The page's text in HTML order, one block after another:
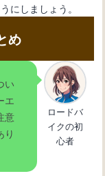
にしましょう。
め
い
エ
意
り
ロードバ
イクの初
心者